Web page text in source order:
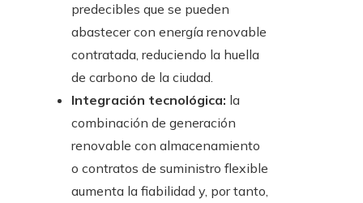
predecibles que se pueden
abastecer con energía renovable
contratada, reduciendo la huella
de carbono de la ciudad.
Integración tecnológica: la
combinación de generación
renovable con almacenamiento
o contratos de suministro flexible
aumenta la fiabilidad y, por tanto,